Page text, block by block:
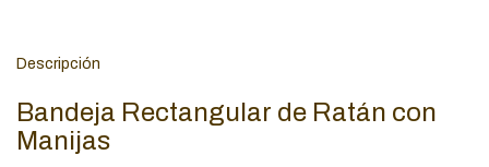
Descripción
Bandeja Rectangular de Ratán con
Manijas